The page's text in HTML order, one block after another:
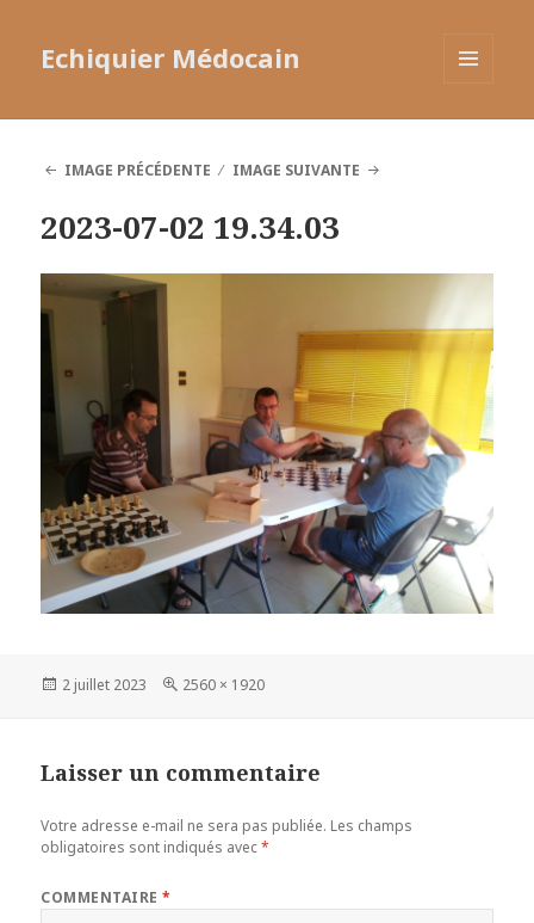
Echiquier Médocain
IMAGE PRÉCÉDENTE
IMAGE SUIVANTE
2023-07-02 19.34.03
Publié
2 juillet 2023
Taille
2560 × 1920
Laisser un commentaire
Votre adresse e-mail ne sera pas publiée. Les champs
obligatoires sont indiqués avec*
COMMENTAIRE*